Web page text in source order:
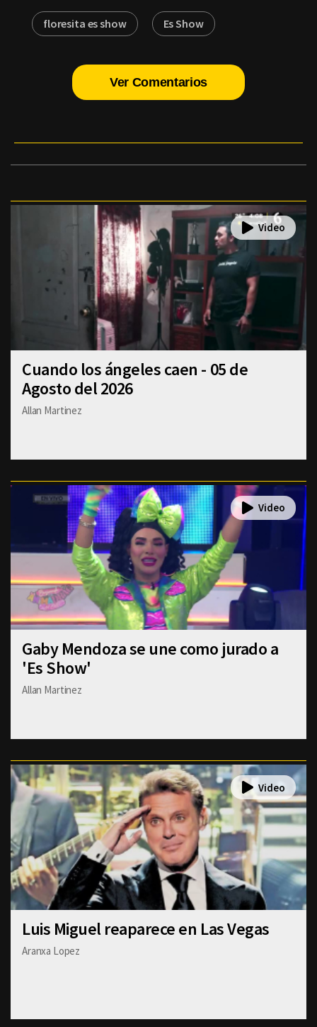
floresita es show Es Show
Ver Comentarios
Cuando los ángeles caen - 05 de
Agosto del 2026
Allan Martinez
Gaby Mendoza se une como jurado a
'Es Show'
Allan Martinez
Luis Miguel reaparece en Las Vegas
Aranxa Lopez